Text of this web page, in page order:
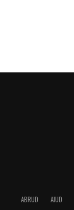
ABRUD AIUD